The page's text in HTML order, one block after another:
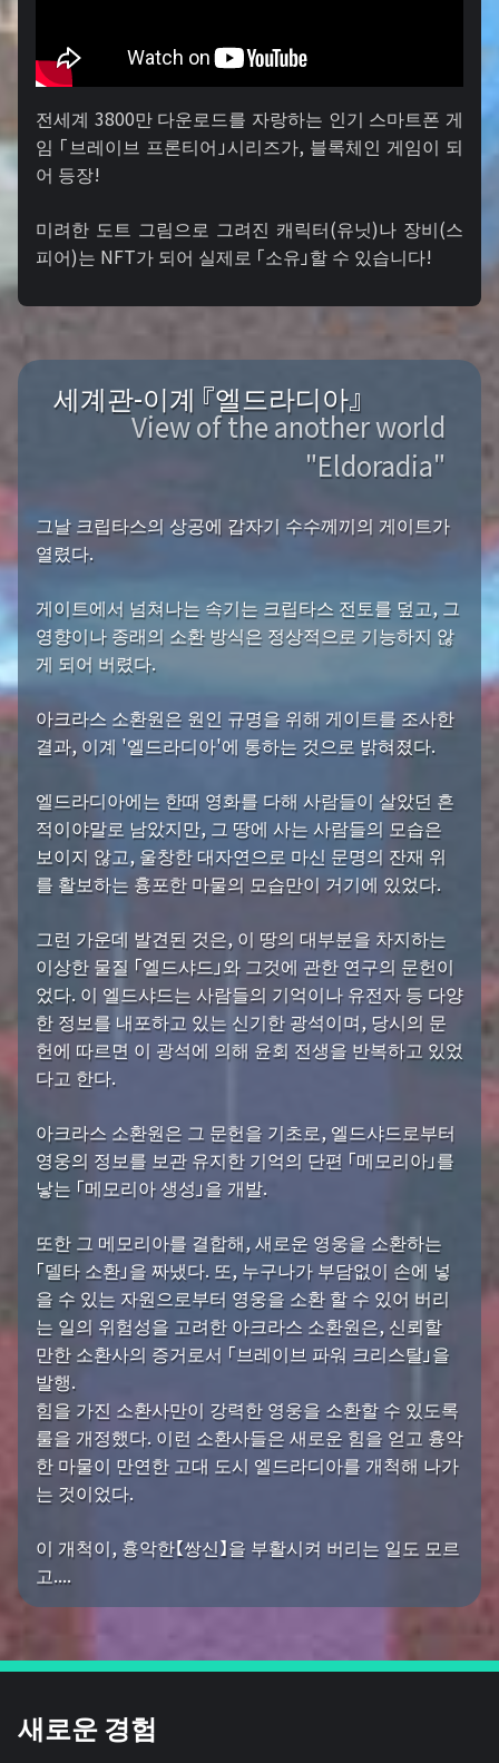
전세계 3800만 다운로드를 자랑하는 인기 스마트폰 게
임 「브레이브 프론티어」시리즈가, 블록체인 게임이 되
어 등장!
미려한 도트 그림으로 그려진 캐릭터(유닛)나 장비(스
피어)는 NFT가 되어 실제로 「소유」할 수 있습니다!
세계관-이계 『엘드라디아』
View of the another world
"Eldoradia"
그날 크립타스의 상공에 갑자기 수수께끼의 게이트가
열렸다.
게이트에서 넘쳐나는 속기는 크립타스 전토를 덮고, 그
영향이나 종래의 소환 방식은 정상적으로 기능하지 않
게 되어 버렸다.
아크라스 소환원은 원인 규명을 위해 게이트를 조사한
결과, 이계 '엘드라디아'에 통하는 것으로 밝혀졌다.
엘드라디아에는 한때 영화를 다해 사람들이 살았던 흔
적이야말로 남았지만, 그 땅에 사는 사람들의 모습은
보이지 않고, 울창한 대자연으로 마신 문명의 잔재 위
를 활보하는 흉포한 마물의 모습만이 거기에 있었다.
그런 가운데 발견된 것은, 이 땅의 대부분을 차지하는
이상한 물질 「엘드샤드」와 그것에 관한 연구의 문헌이
었다. 이 엘드샤드는 사람들의 기억이나 유전자 등 다양
한 정보를 내포하고 있는 신기한 광석이며, 당시의 문
헌에 따르면 이 광석에 의해 윤회 전생을 반복하고 있었
다고 한다.
아크라스 소환원은 그 문헌을 기초로, 엘드샤드로부터
영웅의 정보를 보관 유지한 기억의 단편 「메모리아」를
낳는 「메모리아 생성」을 개발.
또한 그 메모리아를 결합해, 새로운 영웅을 소환하는
「델타 소환」을 짜냈다. 또, 누구나가 부담없이 손에 넣
을 수 있는 자원으로부터 영웅을 소환 할 수 있어 버리
는 일의 위험성을 고려한 아크라스 소환원은, 신뢰할
만한 소환사의 증거로서 「브레이브 파워 크리스탈」을
발행.
힘을 가진 소환사만이 강력한 영웅을 소환할 수 있도록
룰을 개정했다. 이런 소환사들은 새로운 힘을 얻고 흉악
한 마물이 만연한 고대 도시 엘드라디아를 개척해 나가
는 것이었다.
이 개척이, 흉악한【쌍신】을 부활시켜 버리는 일도 모르
고....
새로운 경험